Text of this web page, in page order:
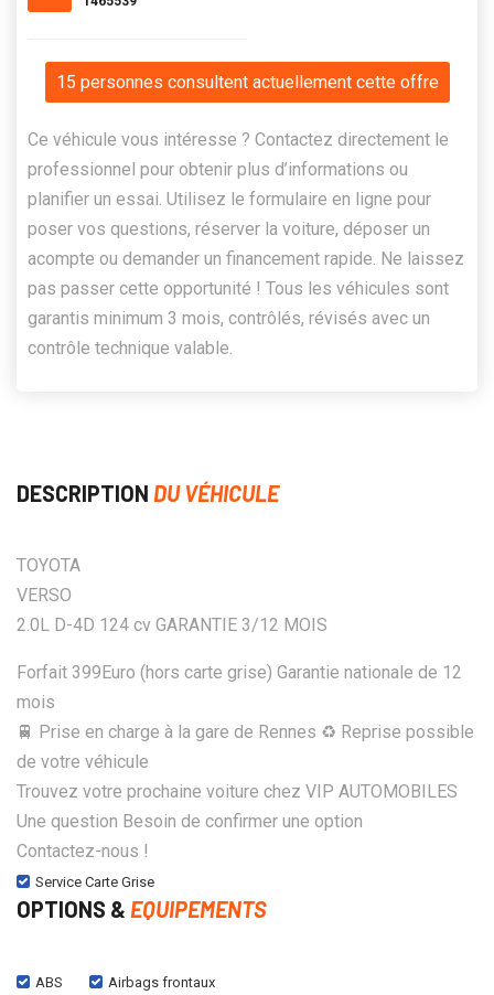
15 personnes consultent actuellement cette offre
Ce véhicule vous intéresse ? Contactez directement le
professionnel pour obtenir plus d’informations ou
planifier un essai. Utilisez le formulaire en ligne pour
poser vos questions, réserver la voiture, déposer un
acompte ou demander un financement rapide. Ne laissez
pas passer cette opportunité ! Tous les véhicules sont
garantis minimum 3 mois, contrôlés, révisés avec un
contrôle technique valable.
DESCRIPTION DU VÉHICULE
TOYOTA
VERSO
2.0L D-4D 124 cv GARANTIE 3/12 MOIS
Forfait 399Euro (hors carte grise) Garantie nationale de 12
mois
🚆 Prise en charge à la gare de Rennes ♻️ Reprise possible
de votre véhicule
Trouvez votre prochaine voiture chez VIP AUTOMOBILES
Une question Besoin de confirmer une option
Contactez-nous !
Service Carte Grise
OPTIONS & EQUIPEMENTS
ABS Airbags frontaux